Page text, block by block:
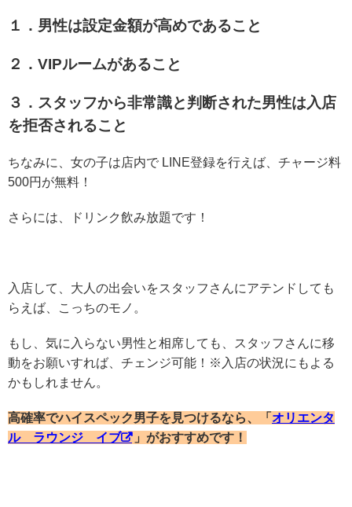
１．男性は設定金額が高めであること
２．VIPルームがあること
３．スタッフから非常識と判断された男性は入店
を拒否されること
ちなみに、女の子は店内で LINE登録を行えば、チャージ料
500円が無料！
さらには、ドリンク飲み放題です！
入店して、大人の出会いをスタッフさんにアテンドしても
らえば、こっちのモノ。
もし、気に入らない男性と相席しても、スタッフさんに移
動をお願いすれば、チェンジ可能！ ※入店の状況にもよる
かもしれません。
高確率でハイスペック男子を見つけるなら、「 オリエンタ
ル ラウンジ イブ
」がおすすめです！